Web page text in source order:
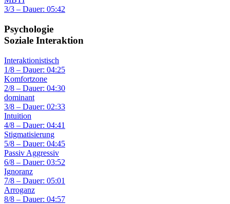
3/3 – Dauer: 05:42
Psychologie
Soziale Interaktion
Interaktionistisch
1/8 – Dauer: 04:25
Komfortzone
2/8 – Dauer: 04:30
dominant
3/8 – Dauer: 02:33
Intuition
4/8 – Dauer: 04:41
Stigmatisierung
5/8 – Dauer: 04:45
Passiv Aggressiv
6/8 – Dauer: 03:52
Ignoranz
7/8 – Dauer: 05:01
Arroganz
8/8 – Dauer: 04:57